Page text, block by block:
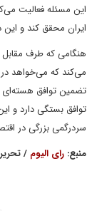
این مسئله فعالیت
ایران محقق کند و این
هنگامی که طرف مقابل
می‌کند که می‌خواهد
تضمین توافق هسته‌ای
توافق بستگی دارد و
سردرگمی بزرگی در
منبع: رای الیوم /